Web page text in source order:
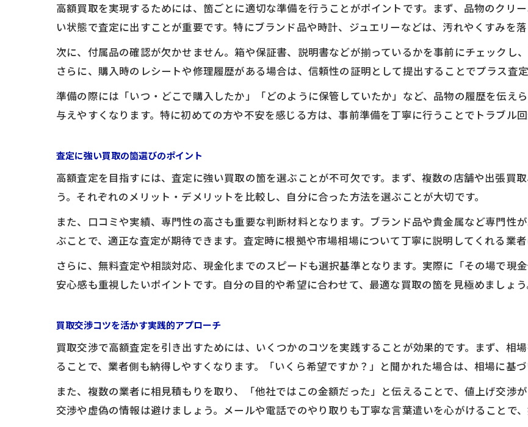
交渉成功に導く買取箇の事前準備術
買取交渉コツと箇ごとの注意事項
買取希望額提示時の箇意識ポイント
ブランド買取で箇が重視される理由
買取業界の利益構造から見る査定のポイント
買取ビジネス仕組みと箇の重要性
買取価格が安い場合の箇ごと対策
箇を知って信頼できる買取を選ぶ基準
安全な取引に必須な買取の箇の知識
安心して買取を進めるための箇知識
買取の箇で注意すべき取引上のリスク
安全な買取交渉に役立つ箇ごとの対策
高額買取を実現するためには、箇ごとに適切な準備を行うことがポイントです。まず、品物のクリ
い状態で査定に出すことが重要です。特にブランド品や時計、ジュエリーなどは、汚れやくすみを
次に、付属品の確認が欠かせません。箱や保証書、説明書などが揃っているかを事前にチェックし
さらに、購入時のレシートや修理履歴がある場合は、信頼性の証明として提出することでプラス査定
準備の際には「いつ・どこで購入したか」「どのように保管していたか」など、品物の履歴を伝え
与えやすくなります。特に初めての方や不安を感じる方は、事前準備を丁寧に行うことでトラブル回
査定に強い買取の箇選びのポイント
高額査定を目指すには、査定に強い買取の箇を選ぶことが不可欠です。まず、複数の店舗や出張買
う。それぞれのメリット・デメリットを比較し、自分に合った方法を選ぶことが大切です。
また、口コミや実績、専門性の高さも重要な判断材料となります。ブランド品や貴金属など専門性
ぶことで、適正な査定が期待できます。査定時に根拠や市場相場について丁寧に説明してくれる業
さらに、無料査定や相談対応、現金化までのスピードも選択基準となります。実際に「その場で現
安心感も重視したいポイントです。自分の目的や希望に合わせて、最適な買取の箇を見極めましょう
買取交渉コツを活かす実践的アプローチ
買取交渉で高額査定を引き出すためには、いくつかのコツを実践することが効果的です。まず、相
ることで、業者側も納得しやすくなります。「いくら希望ですか？」と聞かれた場合は、相場に基
また、複数の業者に相見積もりを取り、「他社ではこの金額だった」と伝えることで、値上げ交渉
交渉や虚偽の情報は避けましょう。メールや電話でのやり取りも丁寧な言葉遣いを心がけることで、
お気軽にお問い合わせください